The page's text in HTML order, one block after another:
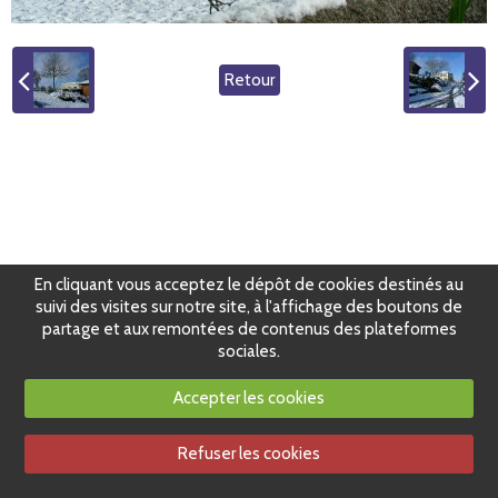
Retour
En cliquant vous acceptez le dépôt de cookies destinés au
suivi des visites sur notre site, à l'affichage des boutons de
partage et aux remontées de contenus des plateformes
sociales.
Accepter les cookies
Refuser les cookies